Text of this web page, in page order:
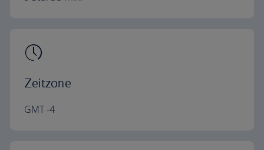
Zeitzone
GMT -4